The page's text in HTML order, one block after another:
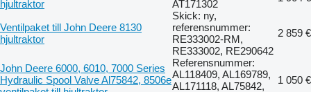
hjultraktor
AT171302
Ventilpaket till John Deere 8130
hjultraktor
Skick: ny,
referensnummer:
RE333002-RM,
RE333002, RE290642
2 859 €
John Deere 6000, 6010, 7000 Series
Hydraulic Spool Valve Al75842, 8506e
Referensnummer:
AL118409, AL169789,
AL171118, AL75842,
1 050 €